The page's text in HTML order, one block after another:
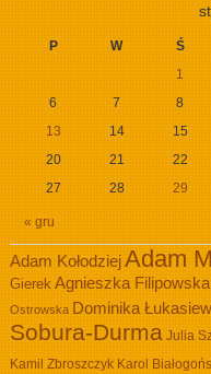
P W Ś
« gru
1
6
7 8
13
14 15
20
21 22
27
28 29
Adam KołodziejAdam
Gierek Agnieszka Filipowska
Ostrowska Dominika
Sobura-Durma Julia
Kamil Zbroszczyk Karol